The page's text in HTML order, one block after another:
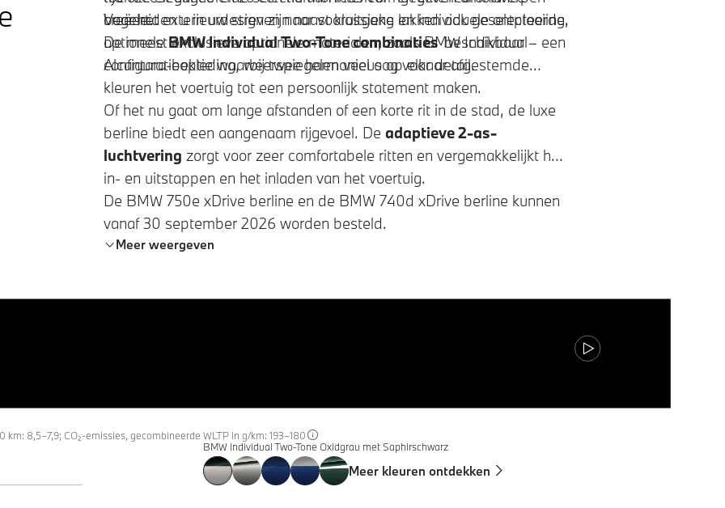
creëert.
begeleiden u in uw streven naar vooruitgang en individuele ontplooiing.
De meest exclusieve optionele materialen, zoalsBMW Individual
Alcantara-bekleding, weerspiegelen veel oog voor detail.
Voor het exterieurdesign zijn naast klassieke lakken ook geselecteerde,
optioneleBMW IndividualTwo-Tone combinatiesbeschikbaar – een
configuratieoptie waarbij twee harmonieus op elkaar afgestemde
kleuren het voertuig tot een persoonlijk statement maken.
Of het nu gaat om lange afstanden of een korte rit in de stad, de luxe
berline biedt een aangenaam rijgevoel. De adaptieve 2-as-
luchtvering zorgt voor zeer comfortabele ritten en vergemakkelijkt het
in- en uitstappen en het inladen van het voertuig.
De BMW 750e xDrive berline en de BMW 740d xDrive berline kunnen
vanaf 30 september 2026 worden besteld.
Meer weergeven
km: 8,5–7,9; CO₂-emissies, gecombineerde WLTP in g/km: 193–180
BMW Individual Two-Tone Oxidgrau met Saphirschwarz
Meer kleuren ontdekken